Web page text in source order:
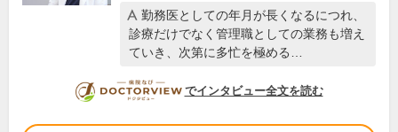
勤務医としての年月が長くなるにつれ、
診療だけでなく管理職としての業務も増え
ていき、次第に多忙を極める…
DOCTORVIEW
でインタビュー全文を読む